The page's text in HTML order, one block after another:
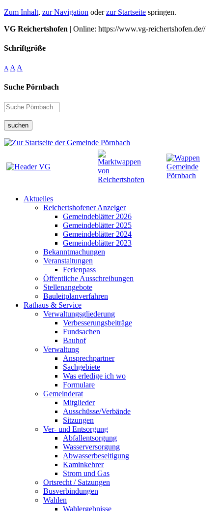
Zum Inhalt, zur Navigation oderzur Startseite springen.
VG Reichertshofen | Online: https://www.vg-reichertshofen.de//
Schriftgröße
A A A
Suche Pörnbach
suchen
Aktuelles
Reichertshofener Anzeiger
Gemeindeblätter 2026
Gemeindeblätter 2025
Gemeindeblätter 2024
Gemeindeblätter 2023
Bekanntmachungen
Veranstaltungen
Ferienpass
Öffentliche Ausschreibungen
Stellenangebote
Bauleitplanverfahren
Rathaus & Service
Verwaltungsgliederung
Verbesserungsbeiträge
Fundsachen
Bauhof
Verwaltung
Ansprechpartner
Sachgebiete
Was erledige ich wo
Formulare
Gemeinderat
Mitglieder
Ausschüsse/Verbände
Sitzungen
Ver- und Entsorgung
Abfallentsorgung
Wasserversorgung
Abwasserbeseitigung
Kaminkehrer
Strom und Gas
Ortsrecht / Satzungen
Busverbindungen
Wahlen
Wahlergebnisse